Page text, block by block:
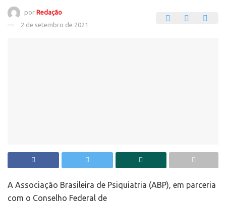
por Redação
2 de setembro de 2021
A Associação Brasileira de Psiquiatria (ABP), em parceria
com o Conselho Federal de